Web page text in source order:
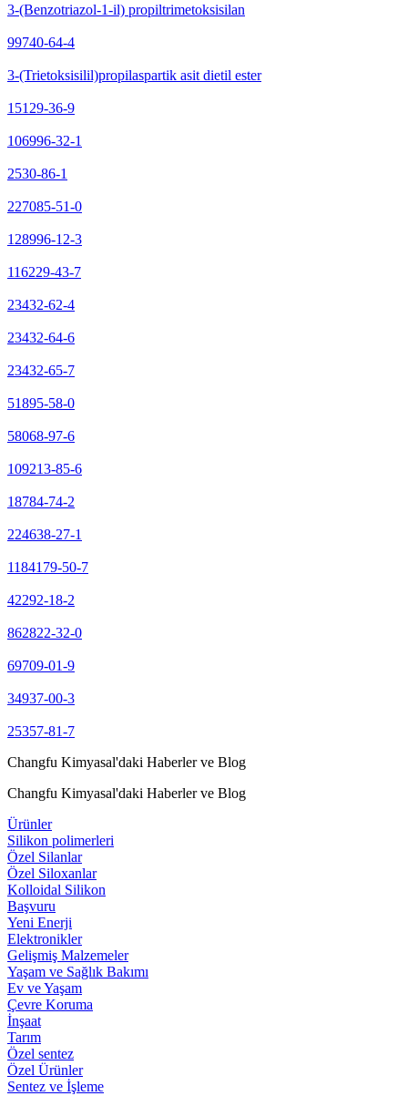
3-(Benzotriazol-1-il) propiltrimetoksisilan
99740-64-4
3-(Trietoksisilil)propilaspartik asit dietil ester
15129-36-9
106996-32-1
2530-86-1
227085-51-0
128996-12-3
116229-43-7
23432-62-4
23432-64-6
23432-65-7
51895-58-0
58068-97-6
109213-85-6
18784-74-2
224638-27-1
1184179-50-7
42292-18-2
862822-32-0
69709-01-9
34937-00-3
25357-81-7
Changfu Kimyasal'daki Haberler ve Blog
Changfu Kimyasal'daki Haberler ve Blog
Ürünler
Silikon polimerleri
Özel Silanlar
Özel Siloxanlar
Kolloidal Silikon
Başvuru
Yeni Enerji
Elektronikler
Gelişmiş Malzemeler
Yaşam ve Sağlık Bakımı
Ev ve Yaşam
Çevre Koruma
İnşaat
Tarım
Özel sentez
Özel Ürünler
Sentez ve İşleme